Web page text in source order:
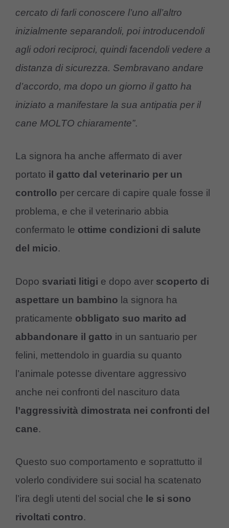
cercato di farli conoscere l’uno all’altro
inizialmente separandoli, poi introducendoli
agli odori reciproci, quindi facendoli vedere a
distanza di sicurezza. Sembravano andare
d’accordo, ma dopo un giorno il gatto ha
iniziato a manifestare la sua antipatia per il
cane MOLTO chiaramente”.
La signora ha anche affermato di aver
portato il gatto dal veterinario per un
controllo per cercare di capire quale fosse il
problema, e che il veterinario abbia
confermato le ottime condizioni di salute
del micio.
Dopo svariati litigi e dopo aver scoperto di
aspettare un bambino la signora ha
praticamente obbligato suo marito ad
abbandonare il gatto in un santuario per
felini, mettendolo in guardia su quanto
l’animale potesse diventare aggressivo
anche nei confronti del nascituro data
l’aggressività dimostrata nei confronti del
cane.
Questo suo comportamento e soprattutto il
volerlo condividere sui social ha scatenato
l’ira degli utenti del social che le si sono
rivoltati contro.